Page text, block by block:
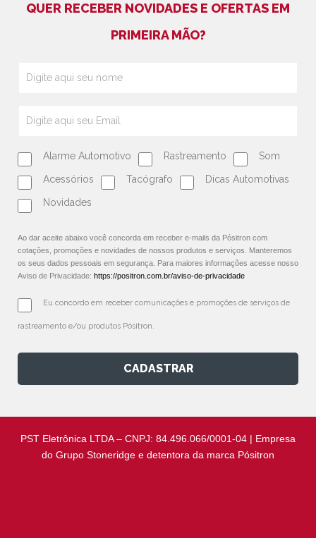
QUER RECEBER NOVIDADES E OFERTAS EM
PRIMEIRA MÃO?
Alarme Automotivo Rastreamento Som
Acessórios Tacógrafo Dicas Automotivas
Novidades
Ao dar aceite abaixo você concorda em receber e-mails da Pósitron com
cotações, promoções e novidades de nossos produtos e serviços. Manteremos
os seus dados pessoais em segurança. Para maiores informações acesse nosso
Aviso de Privacidade: https://positron.com.br/aviso-de-privacidade
Eu concordo em receber comunicações e promoções de serviços de
rastreamento e/ou produtos Pósitron.
CADASTRAR
PST Eletrônica LTDA – CNPJ: 84.496.066/0001-04 | Empresa
do Grupo Stoneridge e detentora da marca Pósitron